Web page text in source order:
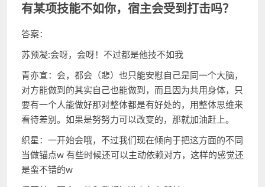
有某项技能不如你，宿主会受到打击吗？
答案：
苏预凝:会呀，会呀！不过都是他技不如我
青亦宣：会，都会（悲）也只能安慰自己是同一个大脑，
对方能做到的其实自己也能做到，而且因为共用身体，只
要有一个人能做好那对整体都是有好处的，用整体思维来
看待差别。如果是努努力可以改变的，那就加油赶上。
织星：一开始会哦，不过我们现在倾向于把这方面的不同
当做锚点w 有些时候还可以主动依赖对方，这样的感觉还
是蛮不错的w